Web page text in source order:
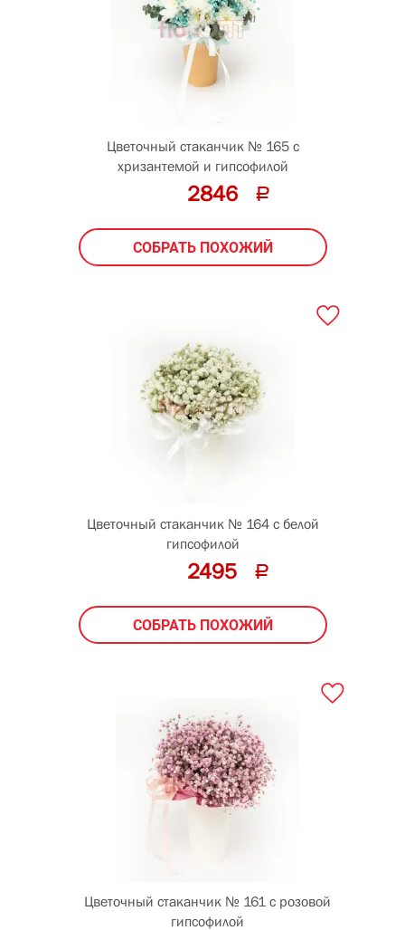
Цветочный стаканчик № 165 с
хризантемой и гипсофилой
2846
СОБРАТЬ ПОХОЖИЙ
Цветочный стаканчик № 164 с белой
гипсофилой
2495
СОБРАТЬ ПОХОЖИЙ
Цветочный стаканчик № 161 с розовой
гипсофилой